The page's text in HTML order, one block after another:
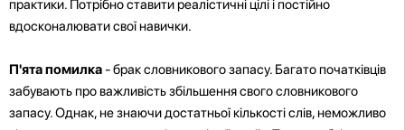
практики. Потрібно ставити реалістичні цілі і постійно
вдосконалювати свої навички.
П'ята помилка- брак словникового запасу. Багато початківців
забувають про важливість збільшення свого словникового
запасу. Однак, не знаючи достатньої кількості слів, неможливо